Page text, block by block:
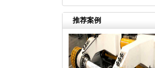
推荐案例